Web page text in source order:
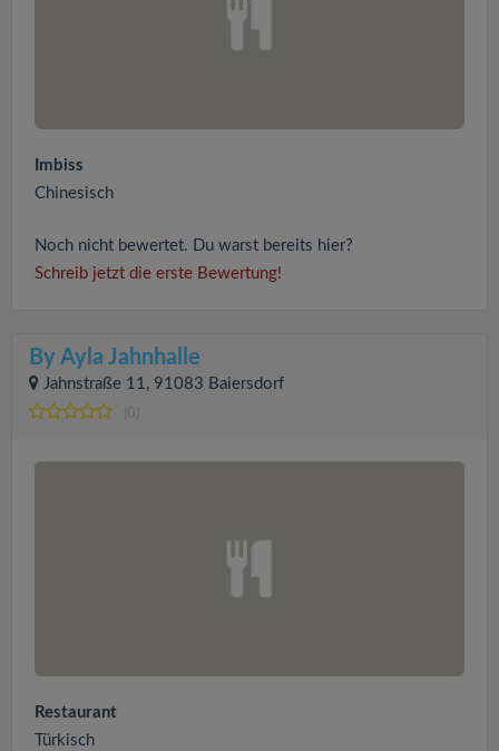
Imbiss
Chinesisch
Noch nicht bewertet. Du warst bereits hier?
Schreib jetzt die erste Bewertung!
By Ayla Jahnhalle
Jahnstraße 11, 91083 Baiersdorf
(0)
Restaurant
Türkisch